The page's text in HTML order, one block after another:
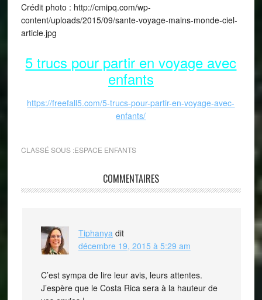
Crédit photo : http://cmipq.com/wp-
content/uploads/2015/09/sante-voyage-mains-monde-ciel-
article.jpg
5 trucs pour partir en voyage avec
enfants
https://freefall5.com/5-trucs-pour-partir-en-voyage-avec-
enfants/
CLASSÉ SOUS :ESPACE ENFANTS
COMMENTAIRES
Tiphanya dit
décembre 19, 2015 à 5:29 am
C’est sympa de lire leur avis, leurs attentes.
J’espère que le Costa Rica sera à la hauteur de